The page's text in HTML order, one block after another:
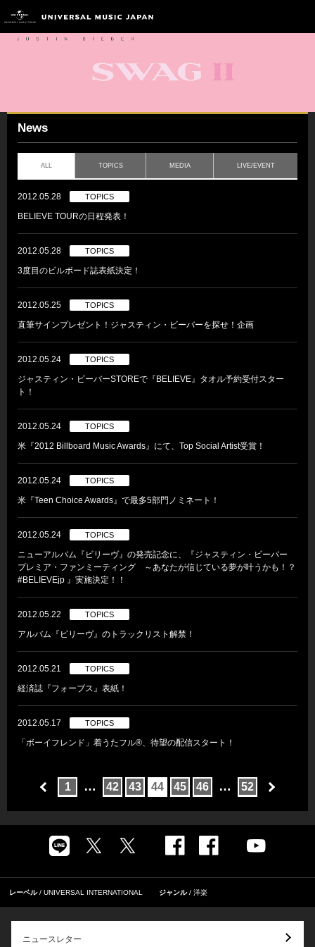
News
ALL TOPICS MEDIA LIVE/EVENT
2012.05.28 TOPICS
BELIEVE TOURの日程発表！
2012.05.28 TOPICS
3度目のビルボード誌表紙決定！
2012.05.25 TOPICS
直筆サインプレゼント！ジャスティン・ビーバーを探せ！企画
2012.05.24 TOPICS
ジャスティン・ビーバーSTOREで『BELIEVE』タオル予約受付スター
ト！
2012.05.24 TOPICS
米『2012 Billboard Music Awards』にて、Top Social Artist受賞！
2012.05.24 TOPICS
米『Teen Choice Awards』で最多5部門ノミネート！
2012.05.24 TOPICS
ニューアルバム『ビリーヴ』の発売記念に、『ジャスティン・ビーバー
プレミア・ファンミーティング ～あなたが信じている夢が叶うかも！？
#BELIEVEjp 』実施決定！！
2012.05.22 TOPICS
アルバム『ビリーヴ』のトラックリスト解禁！
2012.05.21 TOPICS
経済誌『フォーブス』表紙！
2012.05.17 TOPICS
「ボーイフレンド」着うたフル®、待望の配信スタート！
1 … 42 43 44 45 46 … 52
レーベル UNIVERSAL INTERNATIONAL ジャンル 洋楽
ニュースレター